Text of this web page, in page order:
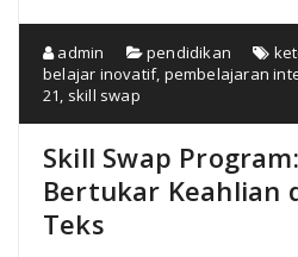
admin pendidikan
belajar inovatif, pembelajaran
21, skill swap
Skill Swap
Bertukar Keahlian
Teks